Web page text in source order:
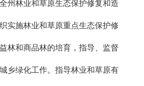
林业和草原生态保护修复和造
实施林业和草原重点生态保护修
林和商品林的培育，指导、监督
乡绿化工作。指导林业和草原有